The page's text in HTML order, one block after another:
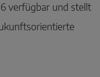
verfügbar und stellt